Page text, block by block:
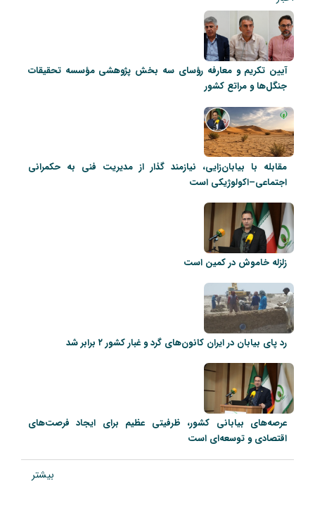
آیین تکریم و معارفه رؤسای سه بخش پژوهشی مؤسسه تحقیقات
جنگل‌ها و مراتع کشور
مقابله با بیابان‌زایی، نیازمند گذار از مدیریت فنی به حکمرانی
اجتماعی–اکولوژیکی است
زلزله خاموش در کمین است
رد پای بیابان در ایران کانون‌های گرد و غبار کشور ۲ برابر شد
عرصه‌های بیابانی کشور، ظرفیتی عظیم برای ایجاد فرصت‌های
اقتصادی و توسعه‌ای است
بیشتر